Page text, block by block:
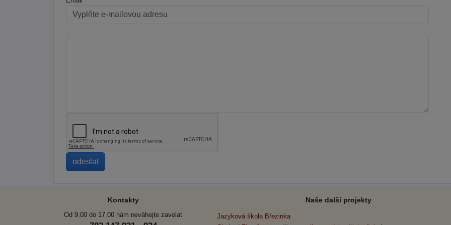
Kontakty
Od 9.00 do 17.00 nám neváhejte zavolat
Naše další projekty
Jazyková škola Březinka